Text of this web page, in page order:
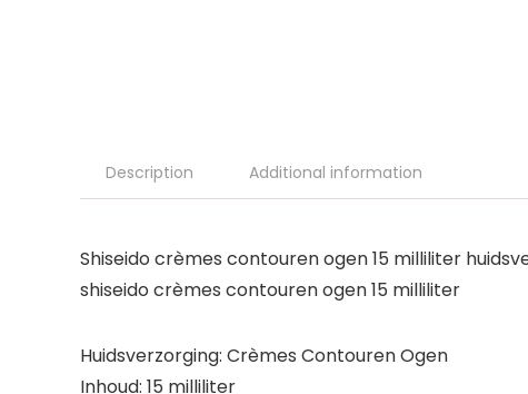
Description Additional information
Shiseido crèmes contouren ogen 15 milliliter
shiseido crèmes contouren ogen 15 milliliter
Huidsverzorging: Crèmes Contouren Ogen
Inhoud: 15 milliliter